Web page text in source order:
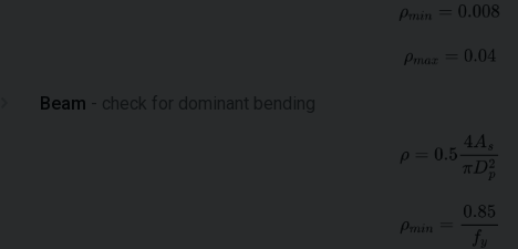
Beam - check for dominant bending